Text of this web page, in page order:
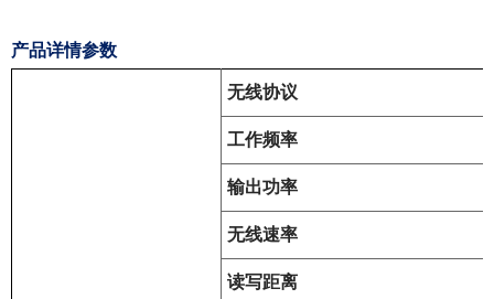
产品详情参数
无线协议
工作频率
输出功率
无线速率
读写距离